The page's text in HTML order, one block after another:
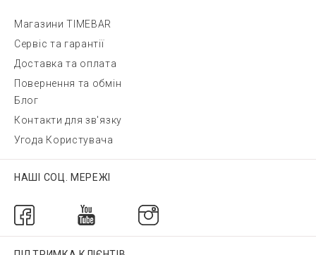
Магазини TIMEBAR
Сервіс та гарантії
Доставка та оплата
Повернення та обмін
Блог
Контакти для зв'язку
Угода Користувача
НАШІ СОЦ. МЕРЕЖІ